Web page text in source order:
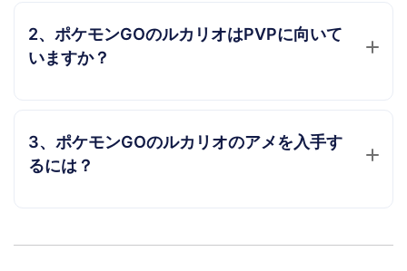
2、ポケモンGOのルカリオはPVPに向いて
いますか？
3、ポケモンGOのルカリオのアメを入手す
るには？